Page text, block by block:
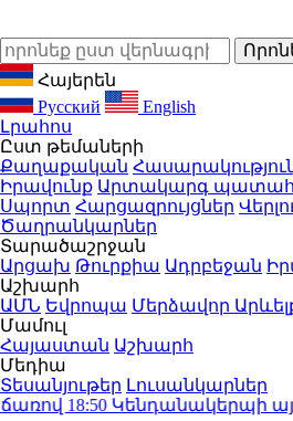
Հայերեն
Русский
English
Լրահոս
Ըստ թեմաների
Քաղաքական
Իրավունք Արտակարգ
Սպորտ Հարցազրույցներ
Ծաղրանկարներ
Տարածաշրջան
Արցախ Թուրքիա Ադրբեջան
Աշխարհ
ԱՄՆ Եվրոպա Մերձավոր
Մամուլ
Հայաստան Աշխարհ
Մեդիա
Տեսանյութեր Լուսանկարներ
18:50Կենդանակերպի այս